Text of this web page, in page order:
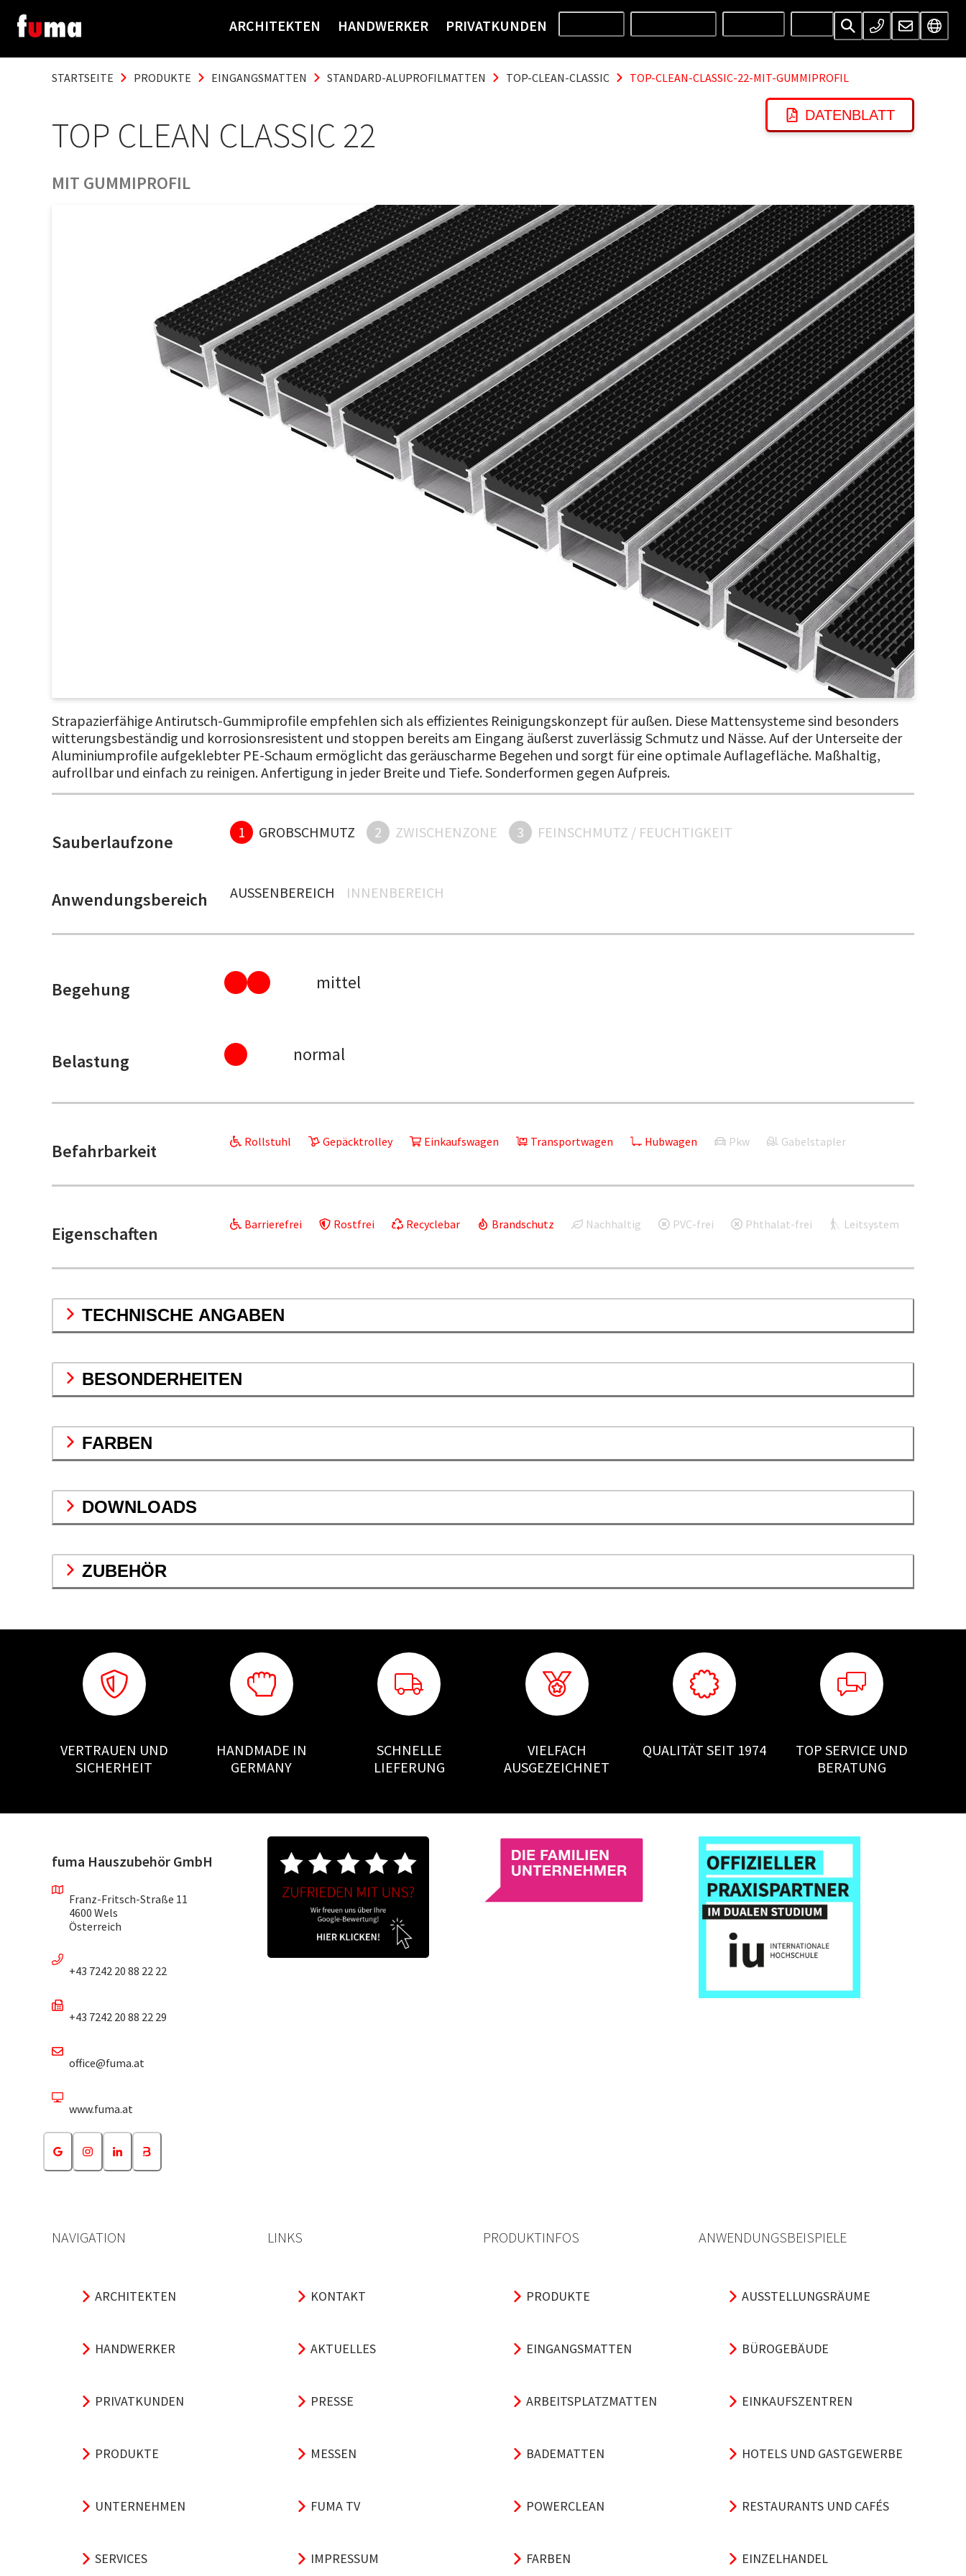
ARCHITEKTEN HANDWERKER PRIVATKUNDEN
STARTSEITE PRODUKTE EINGANGSMATTEN STANDARD-ALUPROFILMATTEN TOP-CLEAN-CLASSIC TOP-CLEAN-CLASSIC-22-MIT-GUMMIPROFIL
TOP CLEAN CLASSIC 22
MIT GUMMIPROFIL
DATENBLATT
Strapazierfähige Antirutsch-Gummiprofile empfehlen sich als effizientes Reinigungskonzept für außen. Diese Mattensysteme sind besonders
witterungsbeständig und korrosionsresistent und stoppen bereits am Eingang äußerst zuverlässig Schmutz und Nässe. Auf der Unterseite der
Aluminiumprofile aufgeklebter PE-Schaum ermöglicht das geräuscharme Begehen und sorgt für eine optimale Auflagefläche. Maßhaltig,
aufrollbar und einfach zu reinigen. Anfertigung in jeder Breite und Tiefe. Sonderformen gegen Aufpreis.
Sauberlaufzone 1 GROBSCHMUTZ 2 ZWISCHENZONE 3 FEINSCHMUTZ / FEUCHTIGKEIT
Anwendungsbereich AUSSENBEREICH INNENBEREICH
Begehung mittel
Belastung normal
Befahrbarkeit Rollstuhl Gepäcktrolley Einkaufswagen Transportwagen Hubwagen Pkw Gabelstapler
Eigenschaften Barrierefrei Rostfrei Recyclebar Brandschutz Nachhaltig PVC-frei Phthalat-frei Leitsystem
TECHNISCHE ANGABEN
BESONDERHEITEN
FARBEN
DOWNLOADS
ZUBEHÖR
VERTRAUEN UND
SICHERHEIT
HANDMADE IN
GERMANY
SCHNELLE
LIEFERUNG
VIELFACH
AUSGEZEICHNET
QUALITÄT SEIT 1974
TOP SERVICE UND
BERATUNG
fuma Hauszubehör GmbH
Franz-Fritsch-Straße 11
4600 Wels
Österreich
+43 7242 20 88 22 22
+43 7242 20 88 22 29
office@fuma.at
www.fuma.at
NAVIGATION
ARCHITEKTEN
HANDWERKER
PRIVATKUNDEN
PRODUKTE
UNTERNEHMEN
SERVICES
LINKS
KONTAKT
AKTUELLES
PRESSE
MESSEN
FUMA TV
IMPRESSUM
PRODUKTINFOS
PRODUKTE
EINGANGSMATTEN
ARBEITSPLATZMATTEN
BADEMATTEN
POWERCLEAN
FARBEN
ANWENDUNGSBEISPIELE
AUSSTELLUNGSRÄUME
BÜROGEBÄUDE
EINKAUFSZENTREN
HOTELS UND GASTGEWERBE
RESTAURANTS UND CAFÉS
EINZELHANDEL